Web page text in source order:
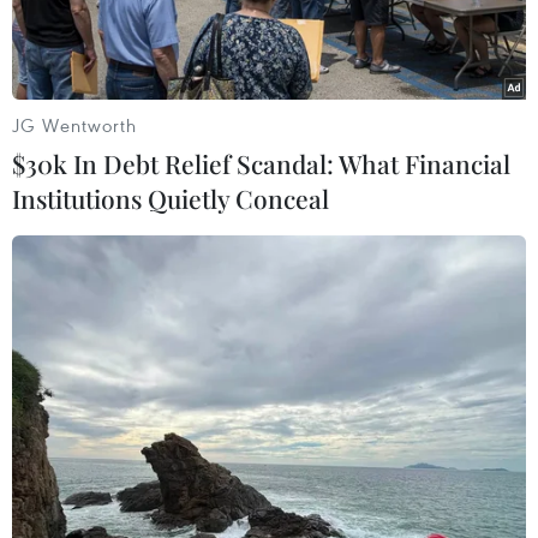
người dân.
Nhiều phần việc, công trình thanh niên đã được hoàn thành
ngay trong tuần đầu triển khai Tháng Thanh niên. (Ảnh:
PV/Vietnam+)
Hơn 800 căn nhà được xây dựng, sửa chữa; hơn
JG Wentworth
$30k In Debt Relief Scandal: What Financial
Institutions Quietly Conceal